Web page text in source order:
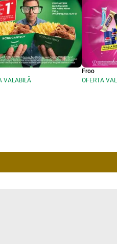
VALABILĂ
Froo
OFERTA